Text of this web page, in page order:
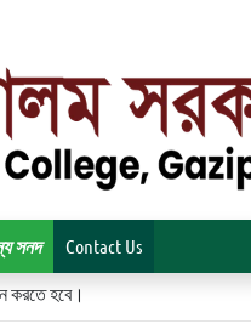
সনদ Contact Us
করতে হবে।